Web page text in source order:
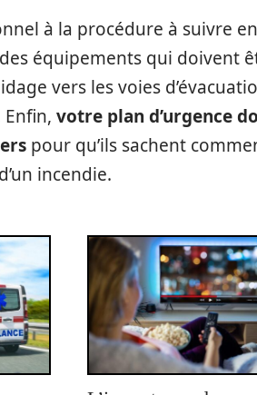
à la procédure à suivre
équipements qui doivent
vers les voies
votre plan d’urgence
pour qu’ils sachent
incendie.